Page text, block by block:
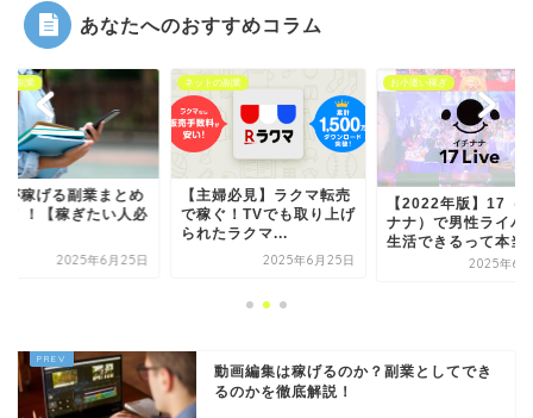
あなたへのおすすめコラム
の副業
が稼げる副業まとめ
！！【稼ぎたい人必
2025年6月25日
ネットの副業
【主婦必見】ラクマ転売
で稼ぐ！TVでも取り上げ
られたラクマ...
2025年6月25日
お小遣い稼ぎ
【2022年版】17（
ナナ）で男性ライバ
生活できるって本当
2025年6
動画編集は稼げるのか？副業としてでき
るのかを徹底解説！